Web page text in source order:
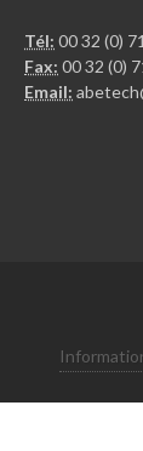
Tél: 00 32 (0)
Fax: 00 32 (0)
Email: